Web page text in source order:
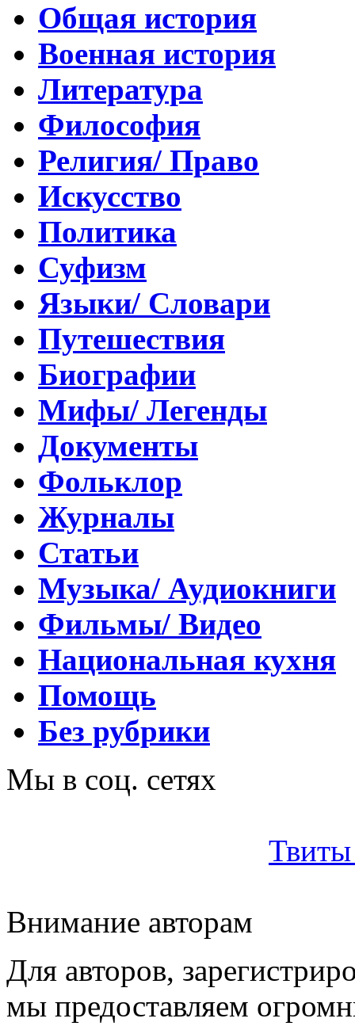
Общая история
Военная история
Литература
Философия
Религия/ Право
Искусство
Политика
Суфизм
Языки/ Словари
Путешествия
Биографии
Мифы/ Легенды
Документы
Фольклор
Журналы
Статьи
Музыка/ Аудиокниги
Фильмы/ Видео
Национальная кухня
Помощь
Без рубрики
Мы в соц. сетях
Внимание авторам
Для авторов,
мы предоставляем